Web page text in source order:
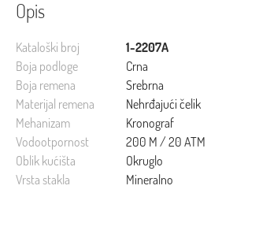
Opis
Kataloški broj
1-2207A
Boja podloge
Crna
Boja remena
Srebrna
Materijal remena
Nehrđajući čelik
Mehanizam
Kronograf
Vodootpornost
200 M / 20 ATM
Oblik kućišta
Okruglo
Vrsta stakla
Mineralno